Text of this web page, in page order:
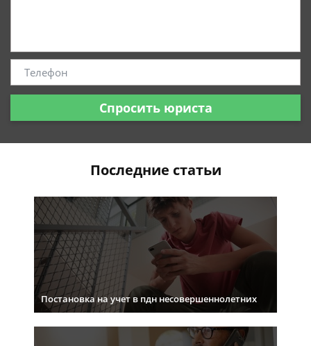
Спросить юриста
Последние статьи
Постановка на учет в пдн несовершеннолетних